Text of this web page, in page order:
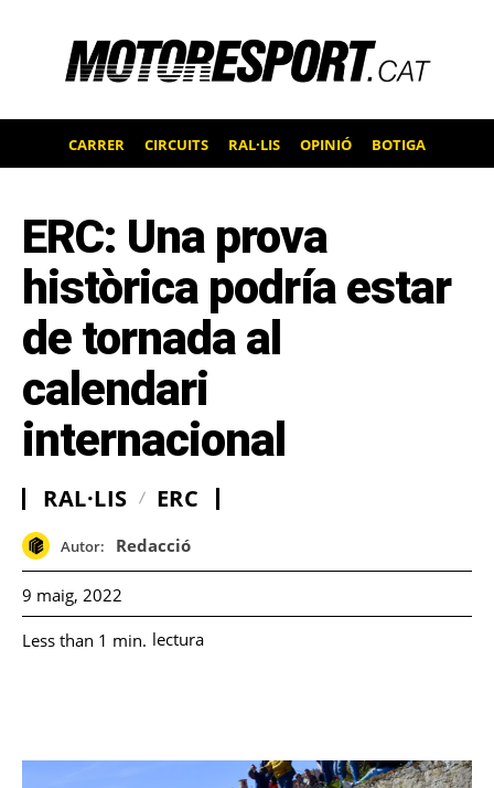
CARRER CIRCUITS RAL·LIS OPINIÓ BOTIGA
ERC: Una prova
històrica podría estar
de tornada al
calendari
internacional
RAL·LIS ERC
Autor: Redacció
9 maig, 2022
Less than 1 min. lectura